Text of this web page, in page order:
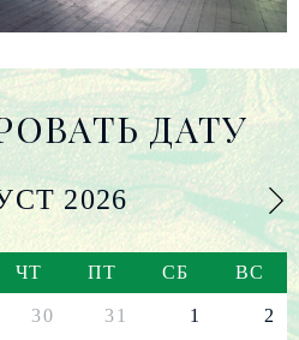
ДАТУ
2026
ЧТ ПТ СБ ВС
30 31 1 2